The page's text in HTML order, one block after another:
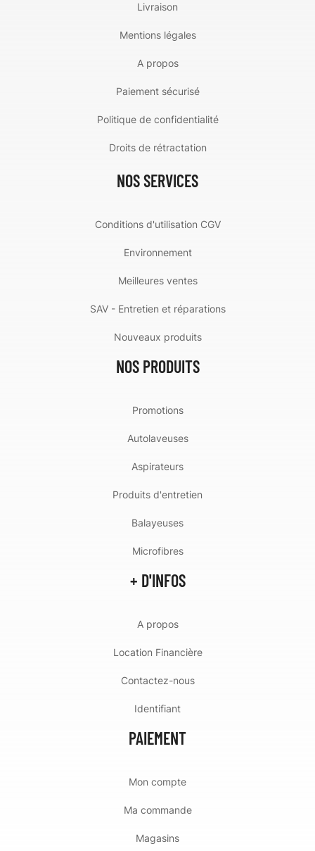
Livraison
Mentions légales
A propos
Paiement sécurisé
Politique de confidentialité
Droits de rétractation
NOS SERVICES
Conditions d'utilisation CGV
Environnement
Meilleures ventes
SAV - Entretien et réparations
Nouveaux produits
NOS PRODUITS
Promotions
Autolaveuses
Aspirateurs
Produits d'entretien
Balayeuses
Microfibres
+ D'INFOS
A propos
Location Financière
Contactez-nous
Identifiant
PAIEMENT
Mon compte
Ma commande
Magasins